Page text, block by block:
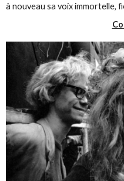
à nouveau sa voix immortelle,